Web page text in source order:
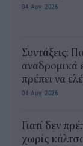
04 Αυγ 2026
Συντάξεις:
αναδρομικά
πρέπει να
04 Αυγ 2026
Γιατί δεν
χωρίς